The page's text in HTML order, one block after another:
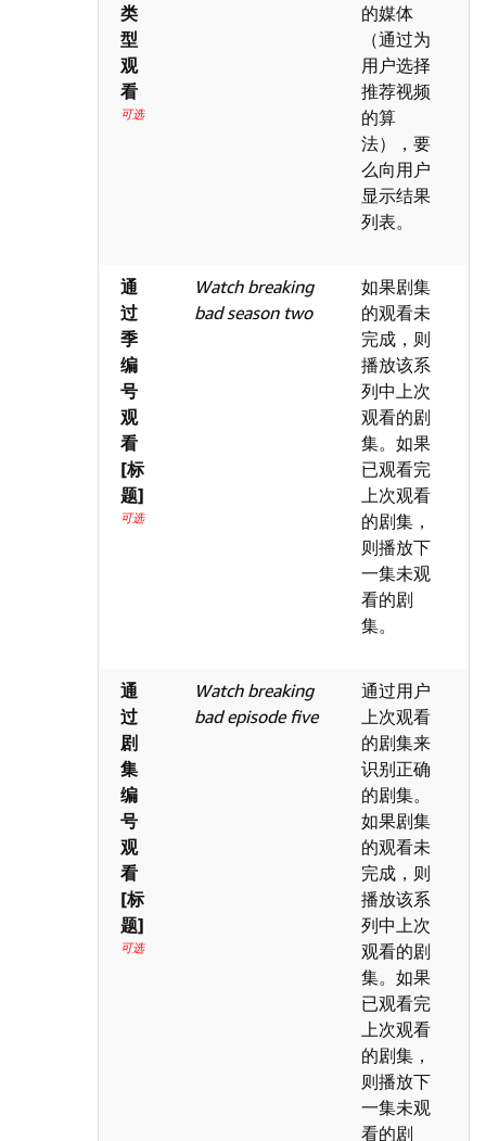
类
型
观
看
可选
的媒体
（通过为
用户选择
推荐视频
的算
法），要
么向用户
显示结果
列表。
通
过
季
编
号
观
看
[标
题]
可选
Watch breaking
bad season two
如果剧集
的观看未
完成，则
播放该系
列中上次
观看的剧
集。如果
已观看完
上次观看
的剧集，
则播放下
一集未观
看的剧
集。
通
过
剧
集
编
号
观
看
[标
题]
可选
Watch breaking
bad episode five
通过用户
上次观看
的剧集来
识别正确
的剧集。
如果剧集
的观看未
完成，则
播放该系
列中上次
观看的剧
集。如果
已观看完
上次观看
的剧集，
则播放下
一集未观
看的剧